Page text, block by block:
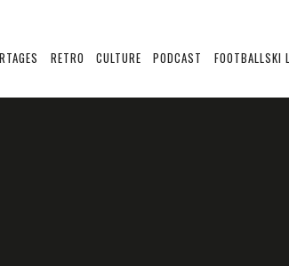
RETRO CULTURE PODCAST FOOTBALLSKI